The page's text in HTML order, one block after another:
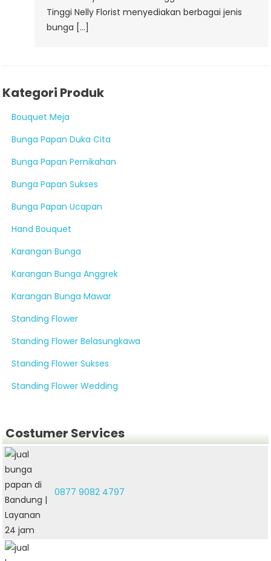
Tinggi Nelly Florist menyediakan berbagai jenis
bunga […]
Kategori Produk
Bouquet Meja
Bunga Papan Duka Cita
Bunga Papan Pernikahan
Bunga Papan Sukses
Bunga Papan Ucapan
Hand Bouquet
Karangan Bunga
Karangan Bunga Anggrek
Karangan Bunga Mawar
Standing Flower
Standing Flower Belasungkawa
Standing Flower Sukses
Standing Flower Wedding
Costumer Services
0877 9082 4797